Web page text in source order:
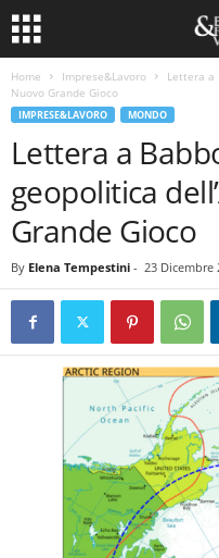
Home Imprese&Lavoro
Lettera a
Nuovo Grande Gioco
IMPRESE&LAVORO MONDO
Lettera a
geopolitica
Grande Gioco
By Elena Tempestini - 23 Dicembre